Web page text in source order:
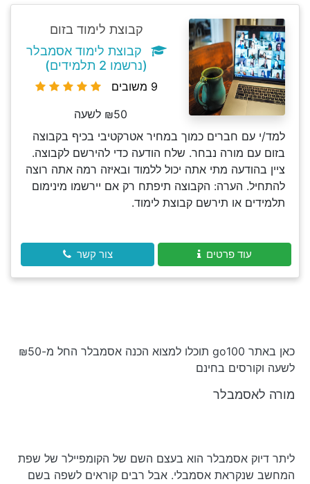
קבוצת לימוד בזום
קבוצת לימוד אסמבלר
(נרשמו 2 תלמידים)
9 משובים
₪50 לשעה
למד/י עם חברים כמוך במחיר אטרקטיבי בכיף בקבוצה
בזום עם מורה נבחר. שלח הודעה כדי להירשם לקבוצה.
ציין בהודעה מתי אתה יכול ללמוד ובאיזה רמה אתה רוצה
להתחיל. הערה: הקבוצה תיפתח רק אם יירשמו מינימום
תלמידים או תירשם קבוצת לימוד.
עוד פרטים צור קשר
כאן באתר go100 תוכלו למצוא הכנה אסמבלר החל מ-₪50
לשעה וקורסים בחינם
מורה לאסמבלר
ליתר דיוק אסמבלר הוא בעצם השם של הקומפיילר של שפת
המחשב שנקראת אסמבלי. אבל רבים קוראים לשפה בשם